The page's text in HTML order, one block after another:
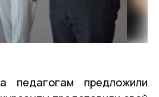
педагогам предложили